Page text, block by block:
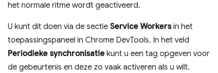
het normale ritme wordt geactiveerd.
U kunt dit doen via de sectie Service Workersin het
toepassingspaneel in Chrome DevTools. In het veld
Periodieke synchronisatie kunt u een tag opgeven voor
de gebeurtenis en deze zo vaak activeren als u wilt.